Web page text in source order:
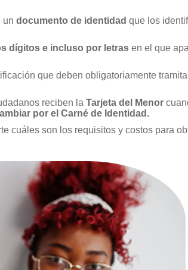
un documento de identidad que los
dígitos e incluso por letras en el que
que deben obligatoriamente
reciben la Tarjeta del Menor
por el Carné de Identidad.
cuáles son los requisitos y costos para